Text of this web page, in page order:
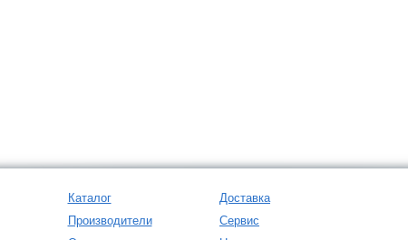
Каталог
Доставка
Производители
Сервис